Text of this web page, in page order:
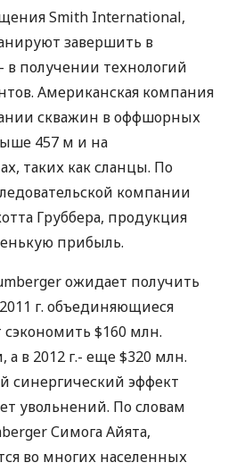
Smith International,
завершить в
получении технологий
Американская компания
скважин в оффшорных
457 м и на
таких как сланцы. По
компании
Груббера, продукция
прибыль.
ожидает получить
г. объединяющиеся
$160 млн.
в 2012 г.- еще $320 млн.
синергический эффект
увольнений. По словам
Симога Айята,
во многих населенных